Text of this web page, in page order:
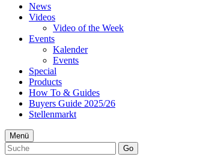
News
Videos
Video of the Week
Events
Kalender
Events
Special
Products
How To & Guides
Buyers Guide 2025/26
Stellenmarkt
Menü
Go